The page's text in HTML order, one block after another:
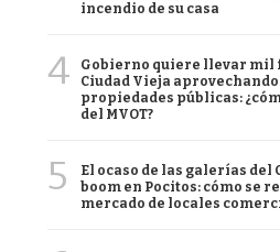
incendio de su casa
4
Gobierno quiere llevar mil
Ciudad Vieja aprovechando
propiedades públicas:
del MVOT?
5
El ocaso de las galerías del
boom en Pocitos: cómo se
mercado de locales